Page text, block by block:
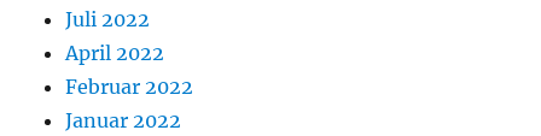
Juli 2022
April 2022
Februar 2022
Januar 2022